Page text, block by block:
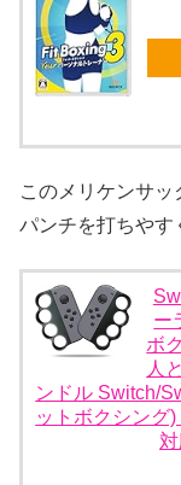
このメリケンサッ
パンチを打ちやす
ー
ボ
人
ンドル Switch/
ットボクシング